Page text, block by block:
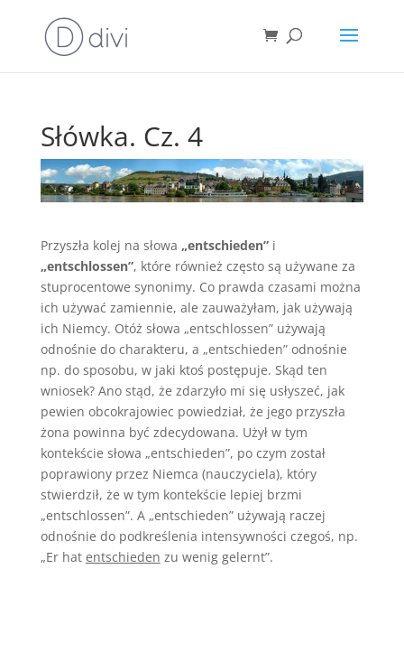
Słówka. Cz. 4
Przyszła kolej na słowa „entschieden”i
„entschlossen”, które również często są używane za
stuprocentowe synonimy. Co prawda czasami można
ich używać zamiennie, ale zauważyłam, jak używają
ich Niemcy. Otóż słowa „entschlossen” używają
odnośnie do charakteru, a „entschieden” odnośnie
np. do sposobu, w jaki ktoś postępuje. Skąd ten
wniosek? Ano stąd, że zdarzyło mi się usłyszeć, jak
pewien obcokrajowiec powiedział, że jego przyszła
żona powinna być zdecydowana. Użył w tym
kontekście słowa „entschieden”, po czym został
poprawiony przez Niemca (nauczyciela), który
stwierdził, że w tym kontekście lepiej brzmi
„entschlossen”. A „entschieden” używają raczej
odnośnie do podkreślenia intensywności czegoś, np.
„Er hat entschieden zu wenig gelernt”.